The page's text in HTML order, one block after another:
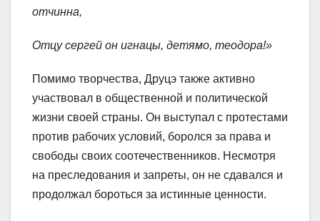
отчинна,
Отцу сергей он игнацы, детямо, теодора!»
Помимо творчества, Друцэ также активно
участвовал в общественной и политической
жизни своей страны. Он выступал с протестами
против рабочих условий, боролся за права и
свободы своих соотечественников. Несмотря
на преследования и запреты, он не сдавался и
продолжал бороться за истинные ценности.